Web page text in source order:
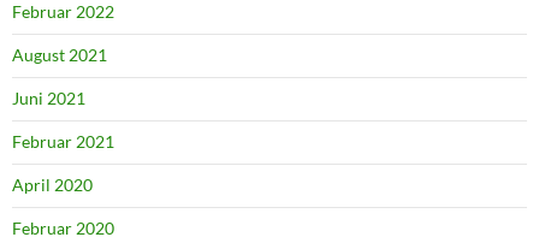
Februar 2022
August 2021
Juni 2021
Februar 2021
April 2020
Februar 2020